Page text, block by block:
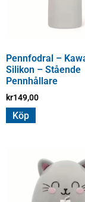
Pennfodral –
Silikon – Stående
Pennhållare
kr149,00
Köp